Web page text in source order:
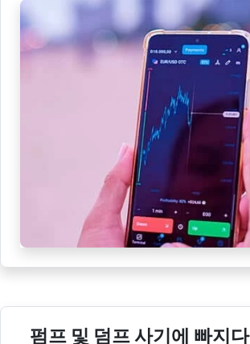
펌프 및 덤프 사기에 빠지다